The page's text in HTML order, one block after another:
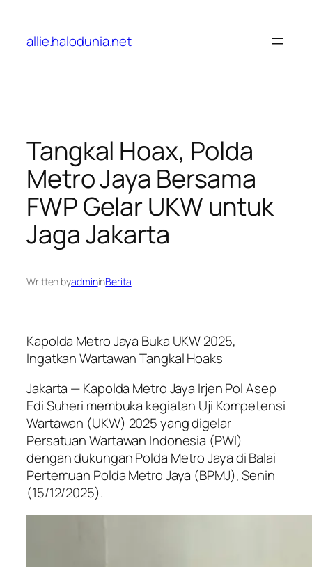
konten
allie.halodunia.net
Tangkal Hoax, Polda
Metro Jaya Bersama
FWP Gelar UKW untuk
Jaga Jakarta
Written byadmininBerita
Kapolda Metro Jaya Buka UKW 2025,
Ingatkan Wartawan Tangkal Hoaks
Jakarta — Kapolda Metro Jaya Irjen Pol Asep
Edi Suheri membuka kegiatan Uji Kompetensi
Wartawan (UKW) 2025 yang digelar
Persatuan Wartawan Indonesia (PWI)
dengan dukungan Polda Metro Jaya di Balai
Pertemuan Polda Metro Jaya (BPMJ), Senin
(15/12/2025).